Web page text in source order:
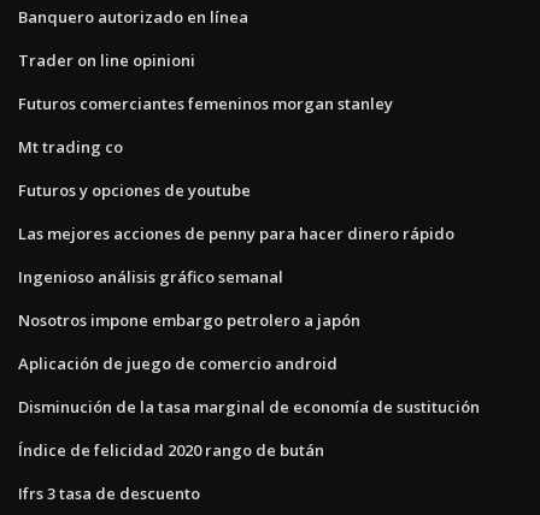
Banquero autorizado en línea
Trader on line opinioni
Futuros comerciantes femeninos morgan stanley
Mt trading co
Futuros y opciones de youtube
Las mejores acciones de penny para hacer dinero rápido
Ingenioso análisis gráfico semanal
Nosotros impone embargo petrolero a japón
Aplicación de juego de comercio android
Disminución de la tasa marginal de economía de sustitución
Índice de felicidad 2020 rango de bután
Ifrs 3 tasa de descuento